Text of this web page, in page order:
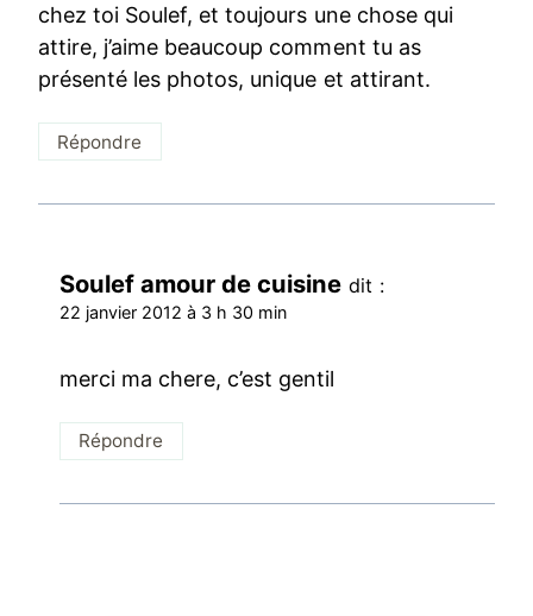
chez toi Soulef, et toujours une chose qui
attire, j’aime beaucoup comment tu as
présenté les photos, unique et attirant.
Répondre
Soulef amour de cuisine dit :
22 janvier 2012 à 3 h 30 min
merci ma chere, c’est gentil
Répondre